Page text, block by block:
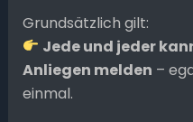
Grundsätzlich gilt:
Jede und jeder
Anliegen melden –
einmal.